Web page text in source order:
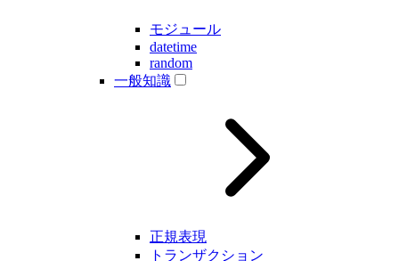
モジュール
datetime
random
一般知識
正規表現
トランザクション